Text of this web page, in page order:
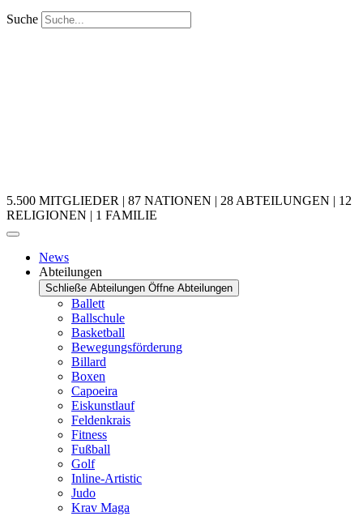
Suche
5.500 MITGLIEDER | 87 NATIONEN | 28 ABTEILUNGEN | 12
RELIGIONEN | 1 FAMILIE
News
Abteilungen
Schließe Abteilungen Öffne Abteilungen
Ballett
Ballschule
Basketball
Bewegungsförderung
Billard
Boxen
Capoeira
Eiskunstlauf
Feldenkrais
Fitness
Fußball
Golf
Inline-Artistic
Judo
Krav Maga